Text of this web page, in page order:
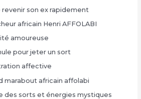
son ex rapidement
africain Henri AFFOLABI
amoureuse
pour jeter un sort
affective
marabout africain affolabi
des sorts et énergies mystiques